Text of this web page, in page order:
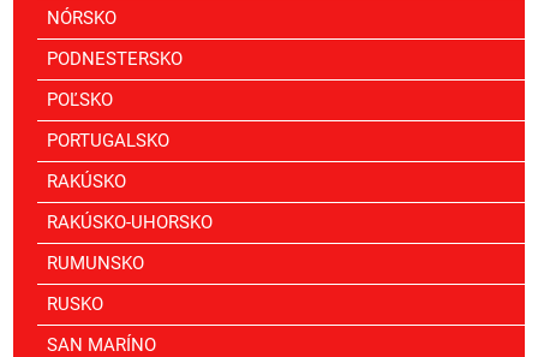
NÓRSKO
PODNESTERSKO
POĽSKO
PORTUGALSKO
RAKÚSKO
RAKÚSKO-UHORSKO
RUMUNSKO
RUSKO
SAN MARÍNO